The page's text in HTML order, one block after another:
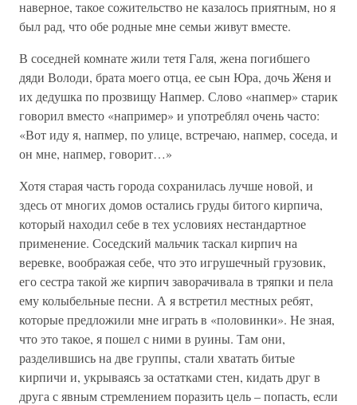
наверное, такое сожительство не казалось приятным, но я
был рад, что обе родные мне семьи живут вместе.
В соседней комнате жили тетя Галя, жена погибшего
дяди Володи, брата моего отца, ее сын Юра, дочь Женя и
их дедушка по прозвищу Напмер. Слово «напмер» старик
говорил вместо «например» и употреблял очень часто:
«Вот иду я, напмер, по улице, встречаю, напмер, соседа, и
он мне, напмер, говорит…»
Хотя старая часть города сохранилась лучше новой, и
здесь от многих домов остались груды битого кирпича,
который находил себе в тех условиях нестандартное
применение. Соседский мальчик таскал кирпич на
веревке, воображая себе, что это игрушечный грузовик,
его сестра такой же кирпич заворачивала в тряпки и пела
ему колыбельные песни. А я встретил местных ребят,
которые предложили мне играть в «половинки». Не зная,
что это такое, я пошел с ними в руины. Там они,
разделившись на две группы, стали хватать битые
кирпичи и, укрываясь за остатками стен, кидать друг в
друга с явным стремлением поразить цель – попасть, если